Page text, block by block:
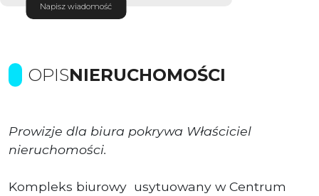
Napisz wiadomość
OPISNIERUCHOMOŚCI
Prowizje dla biura pokrywa Właściciel
nieruchomości.
Kompleks biurowy usytuowany w Centrum